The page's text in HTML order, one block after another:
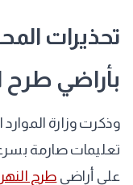
تحذيرات
بأراضي طرح
وذكرت وزارة الموارد
تعليمات صارمة
على أراضي طرح النهر